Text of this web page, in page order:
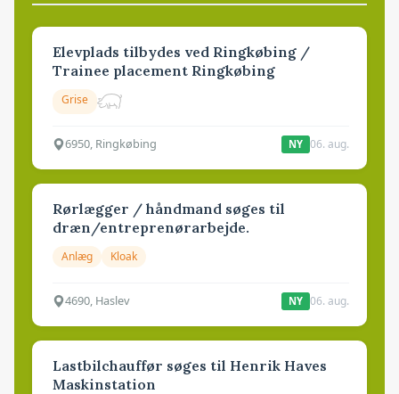
Elevplads tilbydes ved Ringkøbing /
Trainee placement Ringkøbing
Grise
6950, Ringkøbing NY 06. aug.
Rørlægger / håndmand søges til
dræn/entreprenørarbejde.
Anlæg Kloak
4690, Haslev NY 06. aug.
Lastbilchauffør søges til Henrik Haves
Maskinstation